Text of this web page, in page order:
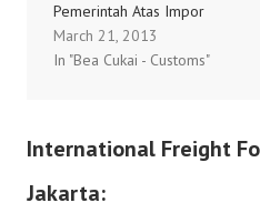
Pemerintah Atas Impor
Barang Dan Bahan Guna
Pembuatan Dan/Atau
pkpn, PMK0570112013,
format ) Peraturan
March 21, 2013
In "Bea Cukai - Customs"
International Freight
Jakarta: